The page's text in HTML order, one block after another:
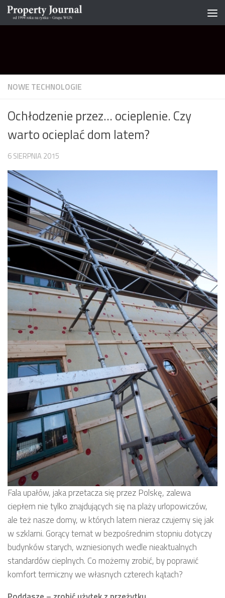
Skip to content
NOWE TECHNOLOGIE
Ochłodzenie przez… ocieplenie. Czy
warto ocieplać dom latem?
6 SIERPNIA 2015
Fala upałów, jaka przetacza się przez Polskę, zalewa
ciepłem nie tylko znajdujących się na plaży urlopowiczów,
ale też nasze domy, w których latem nieraz czujemy się jak
w szklarni. Gorący temat w bezpośrednim stopniu dotyczy
budynków starych, wzniesionych wedle nieaktualnych
standardów cieplnych. Co możemy zrobić, by poprawić
komfort termiczny we własnych czterech kątach?